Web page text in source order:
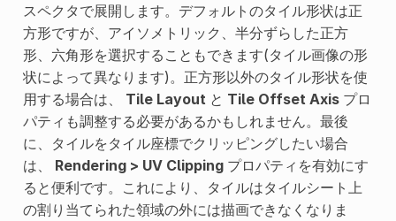
スペクタで展開します。デフォルトのタイル形状は正
方形ですが、アイソメトリック、半分ずらした正方
形、六角形を選択することもできます(タイル画像の形
状によって異なります)。正方形以外のタイル形状を使
用する場合は、 Tile Layout と Tile Offset Axisプロ
パティも調整する必要があるかもしれません。最後
に、タイルをタイル座標でクリッピングしたい場合
は、 Rendering > UV Clippingプロパティを有効にす
ると便利です。これにより、タイルはタイルシート上
の割り当てられた領域の外には描画できなくなりま